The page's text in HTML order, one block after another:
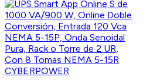
CYBERPOWER